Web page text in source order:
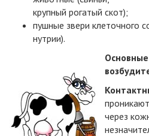
крупный рогатый скот);
пушные звери клеточного
нутрии).
через